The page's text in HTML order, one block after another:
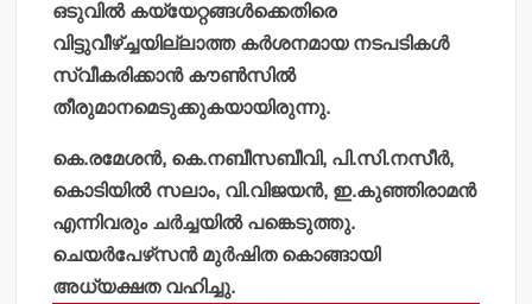
ഒടുവില്‍ കയ്യേറ്റങ്ങള്‍ക്കെതിരെ
വിട്ടുവീഴ്ച്ചയില്ലാത്ത കര്‍ശനമായ നടപടികള്‍
സ്വീകരിക്കാന്‍ കൗണ്‍സില്‍
തീരുമാനമെടുക്കുകയായിരുന്നു.
കെ.രമേശന്‍, കെ.നബീസബീവി, പി.സി.നസീര്‍,
കൊടിയില്‍ സലാം, വി.വിജയന്‍, ഇ.കുഞ്ഞിരാമന്‍
എന്നിവരും ചര്‍ച്ചയില്‍ പങ്കെടുത്തു.
ചെയര്‍പേഴ്‌സന്‍ മുര്‍ഷിത കൊങ്ങായി
അധ്യക്ഷത വഹിച്ചു.